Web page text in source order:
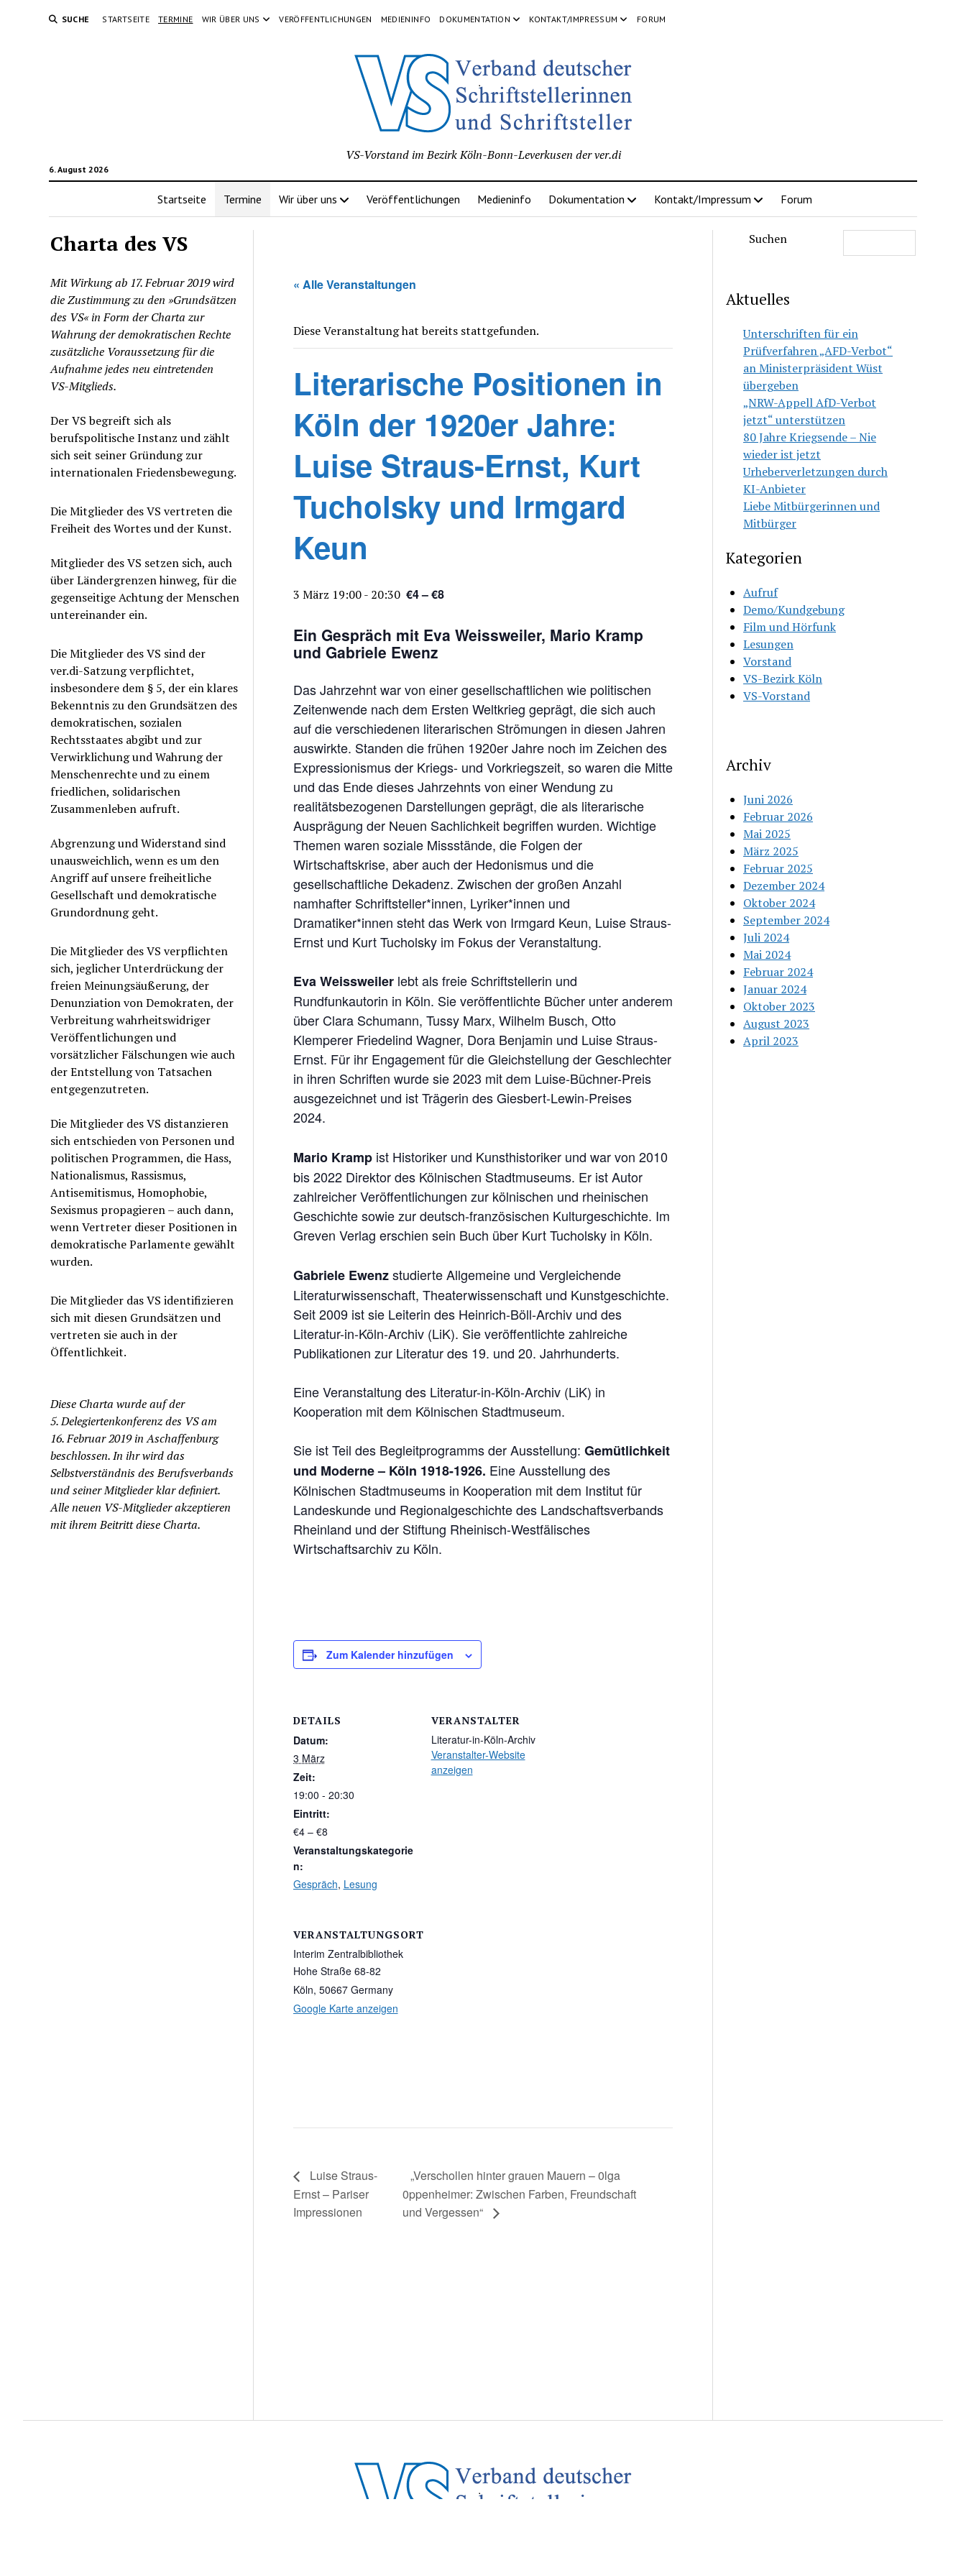
SUCHE STARTSEITE TERMINE WIR ÜBER UNS VERÖFFENTLICHUNGEN MEDIENINFO DOKUMENTATION KONTAKT/IMPRESSUM FORUM
6. August 2026
VS-Vorstand im Bezirk Köln-Bonn-Leverkusen der ver.di
Startseite Termine Wir über uns Veröffentlichungen Medieninfo Dokumentation Kontakt/Impressum Forum
Charta des VS
Mit Wirkung ab 17. Februar 2019 wird
die Zustimmung zu den »Grundsätzen
des VS« in Form der Charta zur
Wahrung der demokratischen Rechte
zusätzliche Voraussetzung für die
Aufnahme jedes neu eintretenden
VS-Mitglieds.
Der VS begreift sich als
berufspolitische Instanz und zählt
sich seit seiner Gründung zur
internationalen Friedensbewegung.
Die Mitglieder des VS vertreten die
Freiheit des Wortes und der Kunst.
Mitglieder des VS setzen sich, auch
über Ländergrenzen hinweg, für die
gegenseitige Achtung der Menschen
untereinander ein.
Die Mitglieder des VS sind der
ver.di-Satzung verpflichtet,
insbesondere dem § 5, der ein klares
Bekenntnis zu den Grundsätzen des
demokratischen, sozialen
Rechtsstaates abgibt und zur
Verwirklichung und Wahrung der
Menschenrechte und zu einem
friedlichen, solidarischen
Zusammenleben aufruft.
Abgrenzung und Widerstand sind
unausweichlich, wenn es um den
Angriff auf unsere freiheitliche
Gesellschaft und demokratische
Grundordnung geht.
Die Mitglieder des VS verpflichten
sich, jeglicher Unterdrückung der
freien Meinungsäußerung, der
Denunziation von Demokraten, der
Verbreitung wahrheitswidriger
Veröffentlichungen und
vorsätzlicher Fälschungen wie auch
der Entstellung von Tatsachen
entgegenzutreten.
Die Mitglieder des VS distanzieren
sich entschieden von Personen und
politischen Programmen, die Hass,
Nationalismus, Rassismus,
Antisemitismus, Homophobie,
Sexismus propagieren – auch dann,
wenn Vertreter dieser Positionen in
demokratische Parlamente gewählt
wurden.
Die Mitglieder das VS identifizieren
sich mit diesen Grundsätzen und
vertreten sie auch in der
Öffentlichkeit.
Diese Charta wurde auf der
5. Delegiertenkonferenz des VS am
16. Februar 2019 in Aschaffenburg
beschlossen. In ihr wird das
Selbstverständnis des Berufsverbands
und seiner Mitglieder klar definiert.
Alle neuen VS-Mitglieder akzeptieren
mit ihrem Beitritt diese Charta.
« Alle Veranstaltungen
Diese Veranstaltung hat bereits stattgefunden.
Literarische Positionen in
Köln der 1920er Jahre:
Luise Straus-Ernst, Kurt
Tucholsky und Irmgard
Keun
3 März 19:00- 20:30 €4 – €8
Ein Gespräch mit Eva Weissweiler, Mario Kramp
und Gabriele Ewenz
Das Jahrzehnt war von einer gesellschaftlichen wie politischen
Zeitenwende nach dem Ersten Weltkrieg geprägt, die sich auch
auf die verschiedenen literarischen Strömungen in diesen Jahren
auswirkte. Standen die frühen 1920er Jahre noch im Zeichen des
Expressionismus der Kriegs- und Vorkriegszeit, so waren die Mitte
und das Ende dieses Jahrzehnts von einer Wendung zu
realitätsbezogenen Darstellungen geprägt, die als literarische
Ausprägung der Neuen Sachlichkeit begriffen wurden. Wichtige
Themen waren soziale Missstände, die Folgen der
Wirtschaftskrise, aber auch der Hedonismus und die
gesellschaftliche Dekadenz. Zwischen der großen Anzahl
namhafter Schriftsteller*innen, Lyriker*innen und
Dramatiker*innen steht das Werk von Irmgard Keun, Luise Straus-
Ernst und Kurt Tucholsky im Fokus der Veranstaltung.
Eva Weissweiler lebt als freie Schriftstellerin und
Rundfunkautorin in Köln. Sie veröffentlichte Bücher unter anderem
über Clara Schumann, Tussy Marx, Wilhelm Busch, Otto
Klemperer Friedelind Wagner, Dora Benjamin und Luise Straus-
Ernst. Für ihr Engagement für die Gleichstellung der Geschlechter
in ihren Schriften wurde sie 2023 mit dem Luise-Büchner-Preis
ausgezeichnet und ist Trägerin des Giesbert-Lewin-Preises
2024.
Mario Krampist Historiker und Kunsthistoriker und war von 2010
bis 2022 Direktor des Kölnischen Stadtmuseums. Er ist Autor
zahlreicher Veröffentlichungen zur kölnischen und rheinischen
Geschichte sowie zur deutsch-französischen Kulturgeschichte. Im
Greven Verlag erschien sein Buch über Kurt Tucholsky in Köln.
Gabriele Ewenzstudierte Allgemeine und Vergleichende
Literaturwissenschaft, Theaterwissenschaft und Kunstgeschichte.
Seit 2009 ist sie Leiterin des Heinrich-Böll-Archiv und des
Literatur-in-Köln-Archiv (LiK). Sie veröffentlichte zahlreiche
Publikationen zur Literatur des 19. und 20. Jahrhunderts.
Eine Veranstaltung des Literatur-in-Köln-Archiv (LiK) in
Kooperation mit dem Kölnischen Stadtmuseum.
Sie ist Teil des Begleitprogramms der Ausstellung: Gemütlichkeit
und Moderne – Köln 1918-1926. Eine Ausstellung des
Kölnischen Stadtmuseums in Kooperation mit dem Institut für
Landeskunde und Regionalgeschichte des Landschaftsverbands
Rheinland und der Stiftung Rheinisch-Westfälisches
Wirtschaftsarchiv zu Köln.
Zum Kalender hinzufügen
DETAILS
Datum:
3 März
Zeit:
19:00 - 20:30
Eintritt:
€4 – €8
Veranstaltungskategorie
n:
Gespräch, Lesung
VERANSTALTER
Literatur-in-Köln-Archiv
Veranstalter-Website
anzeigen
VERANSTALTUNGSORT
Interim Zentralbibliothek
Hohe Straße 68-82
Köln, 50667 Germany
Google Karte anzeigen
Luise Straus-
Ernst – Pariser
Impressionen
„Verschollen hinter grauen Mauern – 0lga
0ppenheimer: Zwischen Farben, Freundschaft
und Vergessen“
Suchen
Aktuelles
Unterschriften für ein
Prüfverfahren „AFD-Verbot“
an Ministerpräsident Wüst
übergeben
„NRW-Appell AfD-Verbot
jetzt“ unterstützen
80 Jahre Kriegsende – Nie
wieder ist jetzt
Urheberverletzungen durch
KI-Anbieter
Liebe Mitbürgerinnen und
Mitbürger
Kategorien
Aufruf
Demo/Kundgebung
Film und Hörfunk
Lesungen
Vorstand
VS-Bezirk Köln
VS-Vorstand
Archiv
Juni 2026
Februar 2026
Mai 2025
März 2025
Februar 2025
Dezember 2024
Oktober 2024
September 2024
Juli 2024
Mai 2024
Februar 2024
Januar 2024
Oktober 2023
August 2023
April 2023